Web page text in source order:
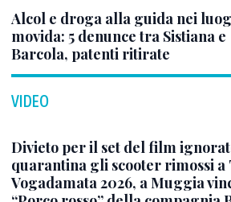
Alcol e droga alla guida nei
movida: 5 denunce tra Sistiana e
Barcola, patenti ritirate
VIDEO
Divieto per il set del film
quarantina gli scooter rimossi a
Vogadamata 2026, a Muggia